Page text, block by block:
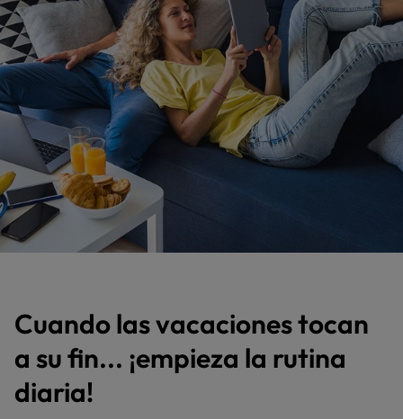
Cuando las vacaciones tocan
a su fin... ¡empieza la rutina
diaria!